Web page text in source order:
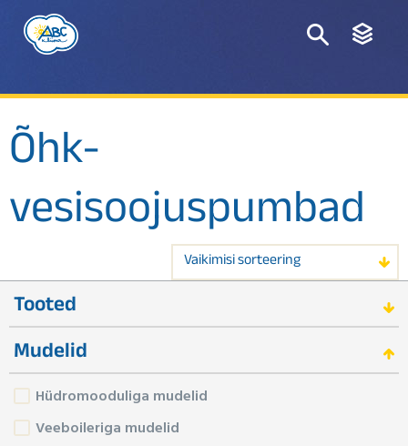
Õhk-
vesisoojuspumbad
Vaikimisi sorteering
Tooted
Mudelid
Hüdromooduliga mudelid
Veeboileriga mudelid